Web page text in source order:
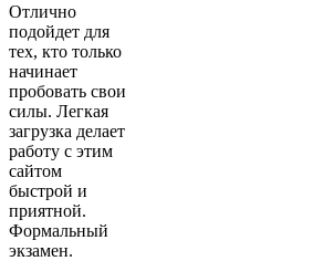
Отлично
подойдет для
тех, кто только
начинает
пробовать свои
силы. Легкая
загрузка делает
работу с этим
сайтом
быстрой и
приятной.
Формальный
экзамен.